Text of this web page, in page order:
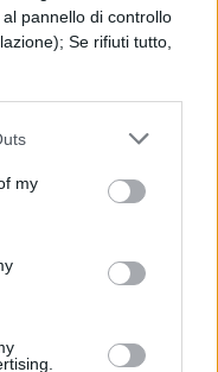
pannello di controllo
Se rifiuti tutto,
my
qual è
altro lavoro, è
che si lavori
si possa
impegno;
di avere tutte le
la propria
si dovrà avere